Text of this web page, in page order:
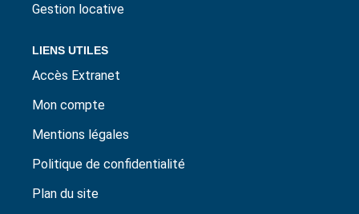
Gestion locative
LIENS UTILES
Accès Extranet
Mon compte
Mentions légales
Politique de confidentialité
Plan du site